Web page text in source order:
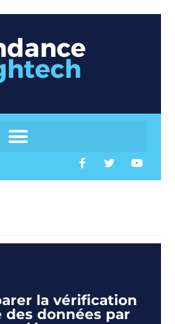
la vérification
des données par